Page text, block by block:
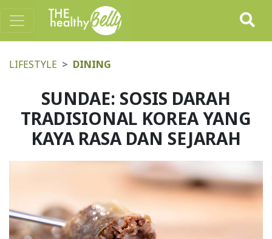
LIFESTYLE DINING
SUNDAE: SOSIS DARAH
TRADISIONAL KOREA YANG
KAYA RASA DAN SEJARAH